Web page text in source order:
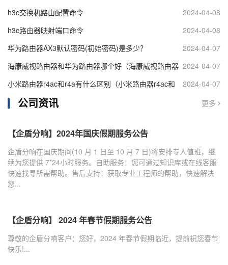
2024-04-08
h3c交换机路由配置命令
2024-04-08
h3c路由器映射端口命令
2024-04-07
华为路由器AX3默认密码(初始密码)是多少？
2024-04-07
海康威视路由器和华为路由器哪个好（海康威视路由器
和华为路由器对比）
2024-04-07
小米路由器r4ac和r4a有什么区别（小米路由器r4ac和
r4a区别介绍）
更多
公司资讯
【企盾分响】2024年国庆假期服务公告
企盾分响在国庆期间(10 月 1 日至 10 月 7 日)将安排专人值班，继
续为您提供 7*24小时服务。自助服务：您可通过知识库或在线客服
快速找寻所需帮助。售后支持：获取专业工程师的帮助，快速解决
您...
【企盾分响】 2024 年春节假期服务公告
尊敬的企盾分响客户：您好，2024 年春节假期临近，提前祝您春节
快乐!...